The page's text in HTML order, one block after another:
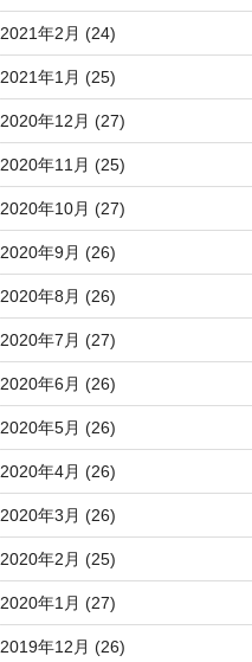
2021年2月 (24)
2021年1月 (25)
2020年12月 (27)
2020年11月 (25)
2020年10月 (27)
2020年9月 (26)
2020年8月 (26)
2020年7月 (27)
2020年6月 (26)
2020年5月 (26)
2020年4月 (26)
2020年3月 (26)
2020年2月 (25)
2020年1月 (27)
2019年12月 (26)